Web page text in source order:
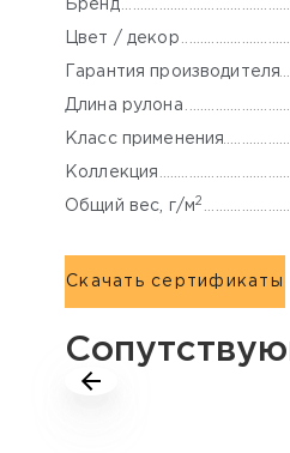
Бренд
Цвет / декор
Гарантия производителя
Длина рулона
Класс применения
Коллекция
Общий вес, г/м2
Скачать сертификаты